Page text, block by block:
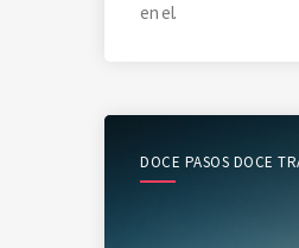
en el.
DOCE PASOS DOCE